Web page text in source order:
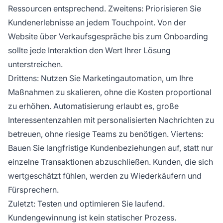
Ressourcen entsprechend. Zweitens: Priorisieren Sie
Kundenerlebnisse an jedem Touchpoint. Von der
Website über Verkaufsgespräche bis zum Onboarding
sollte jede Interaktion den Wert Ihrer Lösung
unterstreichen.
Drittens: Nutzen Sie Marketingautomation, um Ihre
Maßnahmen zu skalieren, ohne die Kosten proportional
zu erhöhen. Automatisierung erlaubt es, große
Interessentenzahlen mit personalisierten Nachrichten zu
betreuen, ohne riesige Teams zu benötigen. Viertens:
Bauen Sie langfristige Kundenbeziehungen auf, statt nur
einzelne Transaktionen abzuschließen. Kunden, die sich
wertgeschätzt fühlen, werden zu Wiederkäufern und
Fürsprechern.
Zuletzt: Testen und optimieren Sie laufend.
Kundengewinnung ist kein statischer Prozess.